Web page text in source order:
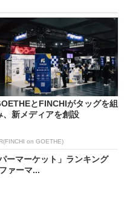
とFINCHIがタッグを組
、新メディアを創設
on GOETHE)
ーマーケット」ランキング
ァーマ...